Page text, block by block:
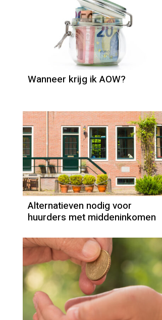
AOW
Wanneer krijg ik AOW?
Alternatieven nodig voor
huurders met middeninkomen
Erfenis